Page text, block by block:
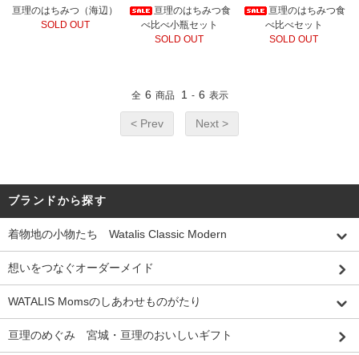
亘理のはちみつ（海辺）
SOLD OUT
亘理のはちみつ食
べ比べ小瓶セット
SOLD OUT
亘理のはちみつ食
べ比べセット
SOLD OUT
全 6 商品 1 - 6 表示
< Prev Next >
ブランドから探す
着物地の小物たち Watalis Classic Modern
想いをつなぐオーダーメイド
WATALIS Momsのしあわせものがたり
亘理のめぐみ 宮城・亘理のおいしいギフト